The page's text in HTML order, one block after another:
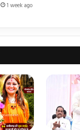
1 week ago